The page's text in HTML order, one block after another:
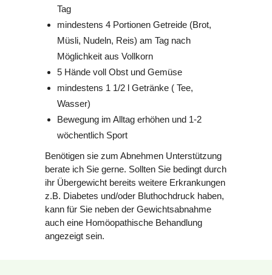
Tag
mindestens 4 Portionen Getreide (Brot,
Müsli, Nudeln, Reis) am Tag nach
Möglichkeit aus Vollkorn
5 Hände voll Obst und Gemüse
mindestens 1 1/2 l Getränke ( Tee,
Wasser)
Bewegung im Alltag erhöhen und 1-2
wöchentlich Sport
Benötigen sie zum Abnehmen Unterstützung
berate ich Sie gerne. Sollten Sie bedingt durch
ihr Übergewicht bereits weitere Erkrankungen
z.B. Diabetes und/oder Bluthochdruck haben,
kann für Sie neben der Gewichtsabnahme
auch eine Homöopathische Behandlung
angezeigt sein.